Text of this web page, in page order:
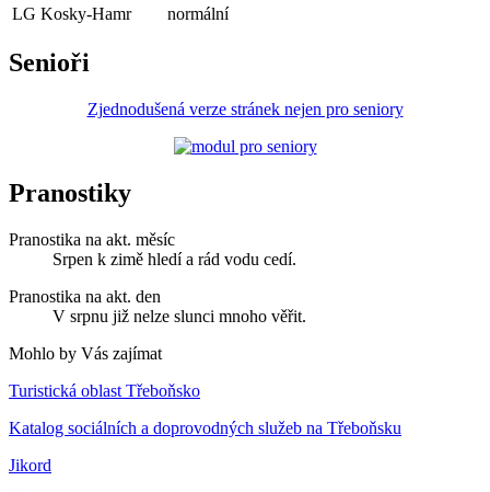
LG Kosky-Hamr
normální
Senioři
Zjednodušená verze stránek nejen pro seniory
Pranostiky
Pranostika na akt. měsíc
Srpen k zimě hledí a rád vodu cedí.
Pranostika na akt. den
V srpnu již nelze slunci mnoho věřit.
Mohlo by Vás zajímat
Turistická oblast Třeboňsko
Katalog sociálních a doprovodných služeb na Třeboňsku
Jikord